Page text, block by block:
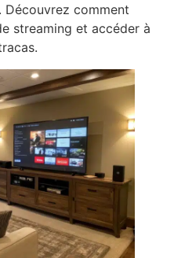
comment
streaming et accéder à